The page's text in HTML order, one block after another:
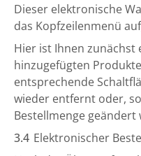
Dieser elektronische
das Kopfzeilenmenü
Hier ist Ihnen
hinzugefügten
entsprechende
wieder entfernt oder,
Bestellmenge geändert
3.4 Elektronischer